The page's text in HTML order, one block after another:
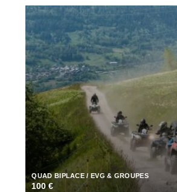
QUAD BIPLACE / EVG & GROUPES
100 €